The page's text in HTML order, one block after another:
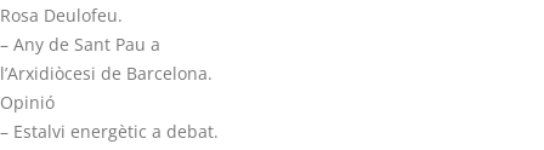
Rosa Deulofeu.
– Any de Sant Pau a
l’Arxidiòcesi de Barcelona.
Opinió
– Estalvi energètic a debat.